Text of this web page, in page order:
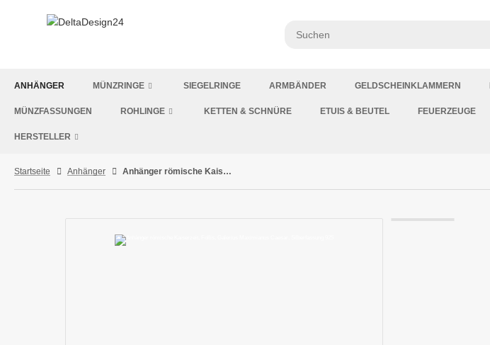
ANHÄNGER MÜNZRINGE SIEGELRINGE ARMBÄNDER GELDSCHEINKLAMMERN
MÜNZFASSUNGEN ROHLINGE KETTEN & SCHNÜRE ETUIS & BEUTEL FEUERZEUGE
HERSTELLER
Startseite Anhänger Anhänger römische Kaiserzeit, Follis, Galerius Maximianus Caesar, Silberfassung 925